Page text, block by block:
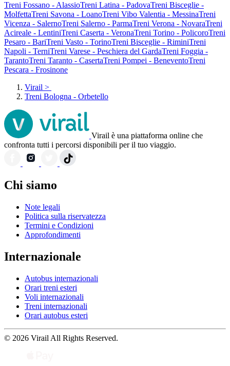
Treni Fossano - AlassioTreni Latina - PadovaTreni Bisceglie -
MolfettaTreni Savona - LoanoTreni Vibo Valentia - MessinaTreni
Vicenza - SalernoTreni Salerno - ParmaTreni Verona - NovaraTreni
Acireale - LentiniTreni Caserta - VeronaTreni Torino - PolicoroTreni
Pesaro - BariTreni Vasto - TorinoTreni Bisceglie - RiminiTreni
Napoli - TerniTreni Varese - Peschiera del GardaTreni Foggia -
TarantoTreni Taranto - CasertaTreni Pompei - BeneventoTreni
Pescara - Frosinone
Virail >
Treni Bologna - Orbetello
Virail è una piattaforma online che
confronta tutti i percorsi disponibili per il tuo viaggio.
Chi siamo
Note legali
Politica sulla riservatezza
Termini e Condizioni
Approfondimenti
Internazionale
Autobus internazionali
Orari treni esteri
Voli internazionali
Treni internazionali
Orari autobus esteri
© 2026 Virail All Rights Reserved.